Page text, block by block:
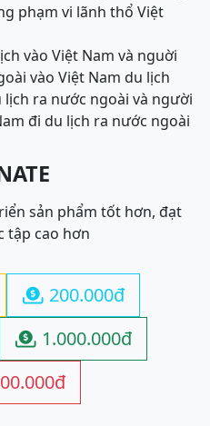
phạm vi lãnh thổ Việt
vào Việt Nam và nguời
vào Việt Nam du lịch
lịch ra nước ngoài và người
đi du lịch ra nước ngoài
sản phẩm tốt hơn, đạt
tập cao hơn
 200.000đ
 1.000.000đ